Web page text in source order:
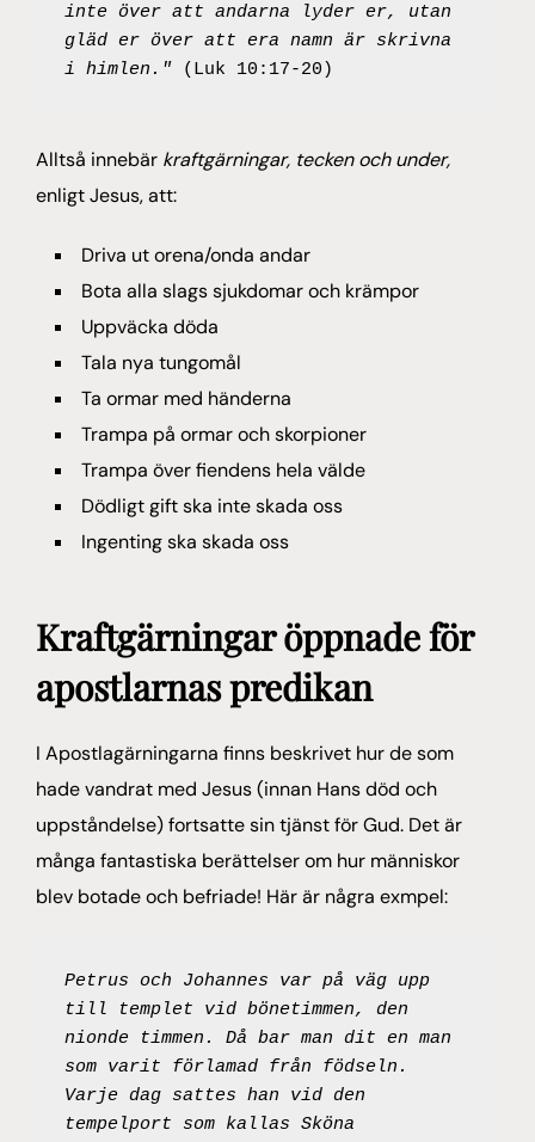
inte över att andarna lyder er, utan
gläd er över att era namn är skrivna
i himlen." (Luk 10:17-20)
Alltså innebär kraftgärningar, tecken och under,
enligt Jesus, att:
Driva ut orena/onda andar
Bota alla slags sjukdomar och krämpor
Uppväcka döda
Tala nya tungomål
Ta ormar med händerna
Trampa på ormar och skorpioner
Trampa över fiendens hela välde
Dödligt gift ska inte skada oss
Ingenting ska skada oss
Kraftgärningar öppnade för
apostlarnas predikan
I Apostlagärningarna finns beskrivet hur de som
hade vandrat med Jesus (innan Hans död och
uppståndelse) fortsatte sin tjänst för Gud. Det är
många fantastiska berättelser om hur människor
blev botade och befriade! Här är några exmpel:
Petrus och Johannes var på väg upp
till templet vid bönetimmen, den
nionde timmen. Då bar man dit en man
som varit förlamad från födseln.
Varje dag sattes han vid den
tempelport som kallas Sköna